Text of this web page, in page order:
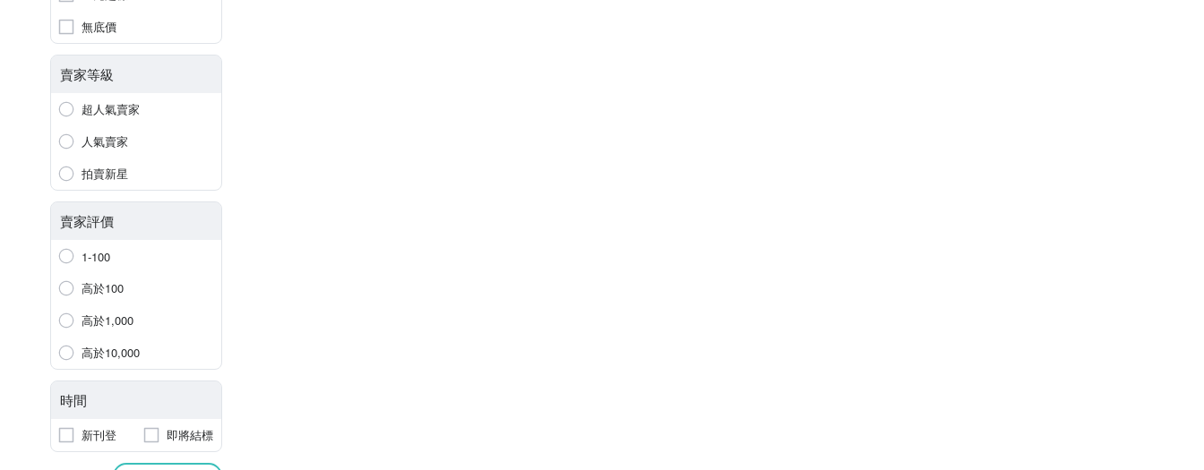
無底價
賣家等級
超人氣賣家
人氣賣家
拍賣新星
賣家評價
1-100
高於100
高於1,000
高於10,000
時間
新刊登 即將結標